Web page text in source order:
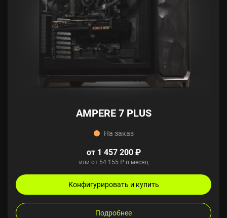
AMPERE 7 PLUS
На заказ
от 1 457 200 ₽
или от 54 155 ₽ в месяц
Конфигурировать и купить
Подробнее